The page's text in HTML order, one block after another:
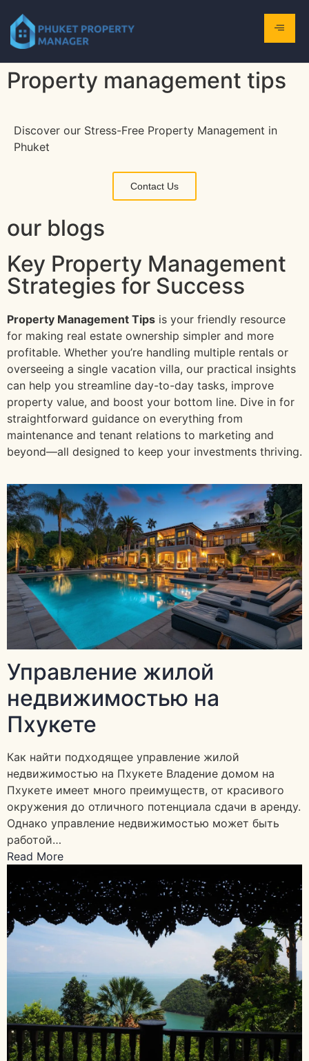
Property management tips
Discover our Stress-Free Property Management in
Phuket
Contact Us
our blogs
Key Property Management
Strategies for Success
Property Management Tips is your friendly resource
for making real estate ownership simpler and more
profitable. Whether you’re handling multiple rentals or
overseeing a single vacation villa, our practical insights
can help you streamline day-to-day tasks, improve
property value, and boost your bottom line. Dive in for
straightforward guidance on everything from
maintenance and tenant relations to marketing and
beyond—all designed to keep your investments thriving.
Управление жилой
недвижимостью на
Пхукете
Как найти подходящее управление жилой
недвижимостью на Пхукете Владение домом на
Пхукете имеет много преимуществ, от красивого
окружения до отличного потенциала сдачи в аренду.
Однако управление недвижимостью может быть
работой…
Read More